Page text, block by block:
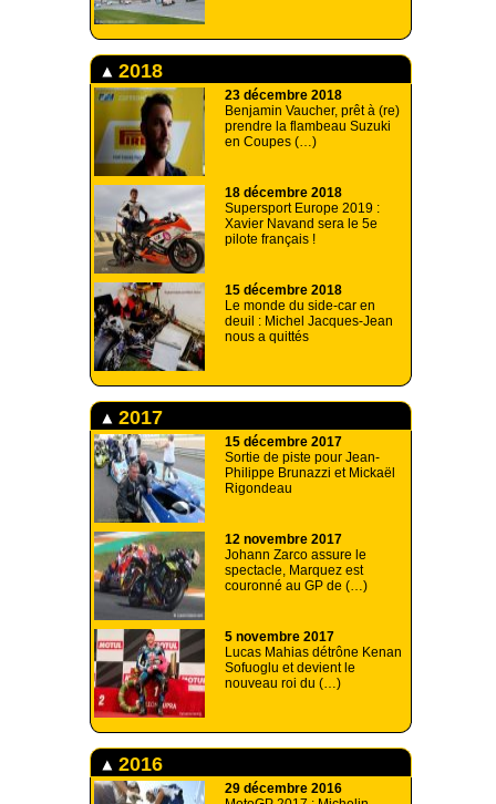
2018
23 décembre 2018
Benjamin Vaucher, prêt à (re)
prendre la flambeau Suzuki
en Coupes (…)
18 décembre 2018
Supersport Europe 2019 :
Xavier Navand sera le 5e
pilote français !
15 décembre 2018
Le monde du side-car en
deuil : Michel Jacques-Jean
nous a quittés
2017
15 décembre 2017
Sortie de piste pour Jean-
Philippe Brunazzi et Mickaël
Rigondeau
12 novembre 2017
Johann Zarco assure le
spectacle, Marquez est
couronné au GP de (…)
5 novembre 2017
Lucas Mahias détrône Kenan
Sofuoglu et devient le
nouveau roi du (…)
2016
29 décembre 2016